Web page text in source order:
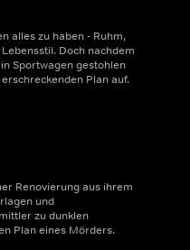
alles zu haben - Ruhm,
Doch nachdem
Sportwagen gestohlen
Plan auf.
Renovierung aus ihrem
und
zu dunklen
Plan eines Mörders.